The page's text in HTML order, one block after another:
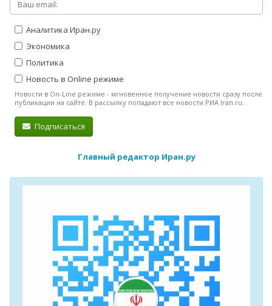
Аналитика Иран.ру
Экономика
Политика
Новость в Online режиме
Новости в On-Line режиме - мгновенное получение новости сразу после
публикации на сайте. В рассылку попадают все новости РИА Iran.ru.
Подписаться
Главный редактор Иран.ру